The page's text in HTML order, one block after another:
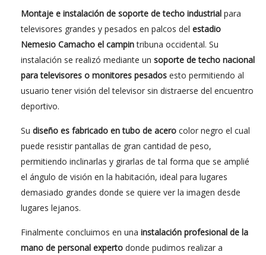
Montaje e instalación de soporte de techo industrial para
televisores grandes y pesados en palcos del estadio
Nemesio Camacho el campintribuna occidental. Su
instalación se realizó mediante un soporte de techo nacional
para televisores o monitores pesados esto permitiendo al
usuario tener visión del televisor sin distraerse del encuentro
deportivo.
Su diseño es fabricado en tubo de acero color negro el cual
puede resistir pantallas de gran cantidad de peso,
permitiendo inclinarlas y girarlas de tal forma que se amplié
el ángulo de visión en la habitación, ideal para lugares
demasiado grandes donde se quiere ver la imagen desde
lugares lejanos.
Finalmente concluimos en una instalación profesional de la
mano de personal experto donde pudimos realizar a